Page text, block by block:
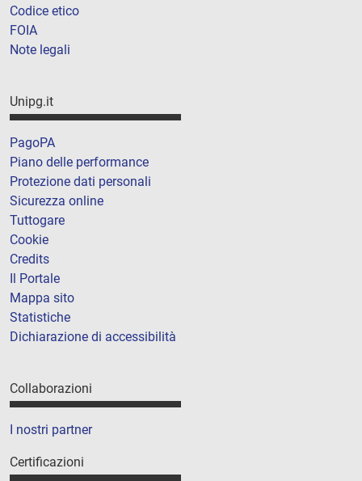
Codice etico
FOIA
Note legali
Unipg.it
PagoPA
Piano delle performance
Protezione dati personali
Sicurezza online
Tuttogare
Cookie
Credits
Il Portale
Mappa sito
Statistiche
Dichiarazione di accessibilità
Collaborazioni
I nostri partner
Certificazioni